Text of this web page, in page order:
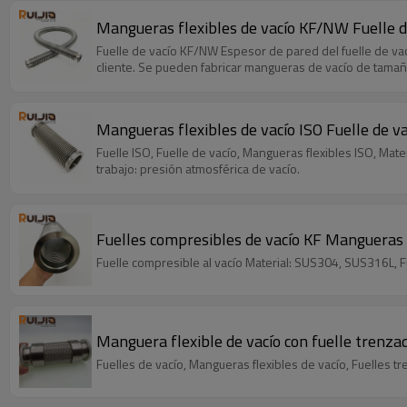
Mangueras flexibles de vacío KF/NW Fuelle
Fuelle de vacío KF/NW Espesor de pared del fuelle de
cliente. Se pueden fabricar mangueras de vacío de
Mangueras flexibles de vacío ISO Fuelle de
Fuelle ISO, Fuelle de vacío, Mangueras flexibles ISO,
trabajo: presión atmosférica de vacío.
Fuelles compresibles de vacío KF
Fuelle compresible al vacío Material: SUS304,
Manguera flexible de vacío con fuelle
Fuelles de vacío, Mangueras flexibles de vacío, Fuelles